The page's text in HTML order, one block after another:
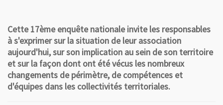
Cette 17ème enquête nationale invite les responsables
à s'exprimer sur la situation de leur association
aujourd'hui, sur son implication au sein de son territoire
et sur la façon dont ont été vécus les nombreux
changements de périmètre, de compétences et
d'équipes dans les collectivités territoriales.